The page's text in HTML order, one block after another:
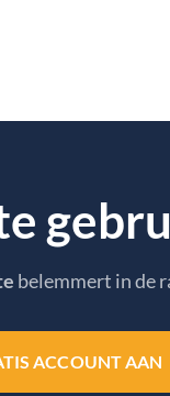
belemmert in de
ACCOUNT AAN